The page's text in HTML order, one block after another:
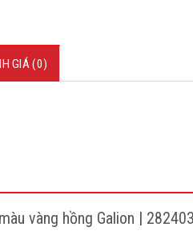
GIÁ (0)
vàng hồng Galion |